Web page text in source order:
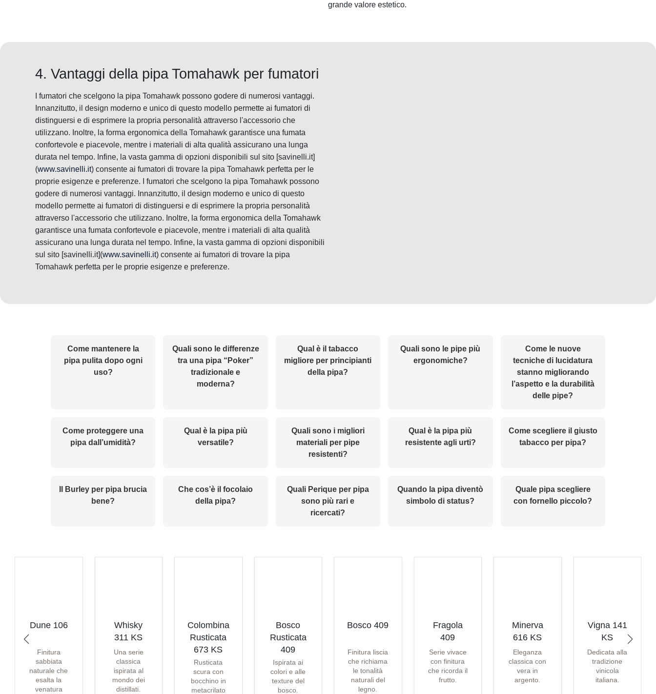
grande valore estetico.
4. Vantaggi della pipa Tomahawk per fumatori
I fumatori che scelgono la pipa Tomahawk possono godere di numerosi vantaggi.
Innanzitutto, il design moderno e unico di questo modello permette ai fumatori di
distinguersi e di esprimere la propria personalità attraverso l'accessorio che
utilizzano. Inoltre, la forma ergonomica della Tomahawk garantisce una fumata
confortevole e piacevole, mentre i materiali di alta qualità assicurano una lunga
durata nel tempo. Infine, la vasta gamma di opzioni disponibili sul sito [savinelli.it]
(www.savinelli.it) consente ai fumatori di trovare la pipa Tomahawk perfetta per le
proprie esigenze e preferenze. I fumatori che scelgono la pipa Tomahawk possono
godere di numerosi vantaggi. Innanzitutto, il design moderno e unico di questo
modello permette ai fumatori di distinguersi e di esprimere la propria personalità
attraverso l'accessorio che utilizzano. Inoltre, la forma ergonomica della Tomahawk
garantisce una fumata confortevole e piacevole, mentre i materiali di alta qualità
assicurano una lunga durata nel tempo. Infine, la vasta gamma di opzioni disponibili
sul sito [savinelli.it](www.savinelli.it) consente ai fumatori di trovare la pipa
Tomahawk perfetta per le proprie esigenze e preferenze.
Come mantenere la
pipa pulita dopo ogni
uso?
Quali sono le differenze
tra una pipa “Poker”
tradizionale e
moderna?
Qual è il tabacco
migliore per principianti
della pipa?
Quali sono le pipe più
ergonomiche?
Come le nuove
tecniche di lucidatura
stanno migliorando
l’aspetto e la durabilità
delle pipe?
Come proteggere una
pipa dall’umidità?
Qual è la pipa più
versatile?
Quali sono i migliori
materiali per pipe
resistenti?
Qual è la pipa più
resistente agli urti?
Come scegliere il giusto
tabacco per pipa?
Il Burley per pipa brucia
bene?
Che cos’è il focolaio
della pipa?
Quali Perique per pipa
sono più rari e
ricercati?
Quando la pipa diventò
simbolo di status?
Quale pipa scegliere
con fornello piccolo?
Dune 106
Finitura
sabbiata
naturale che
esalta la
venatura
Whisky
311 KS
Una serie
classica
ispirata al
mondo dei
distillati.
Colombina
Rusticata
673 KS
Rusticata
scura con
bocchino in
metacrilato
Bosco
Rusticata
409
Ispirata ai
colori e alle
texture del
bosco.
Bosco 409
Finitura liscia
che richiama
le tonalità
naturali del
legno.
Fragola
409
Serie vivace
con finitura
che ricorda il
frutto.
Minerva
616 KS
Eleganza
classica con
vera in
argento.
Vigna 141
KS
Dedicata alla
tradizione
vinicola
italiana.